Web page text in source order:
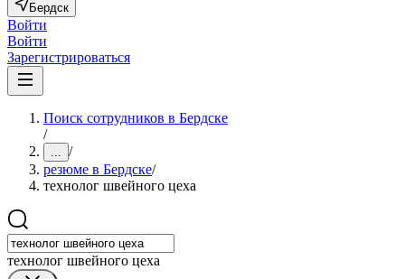
Бердск
Войти
Войти
Зарегистрироваться
Поиск сотрудников в Бердске
/
... /
резюме в Бердске/
технолог швейного цеха
технолог швейного цеха